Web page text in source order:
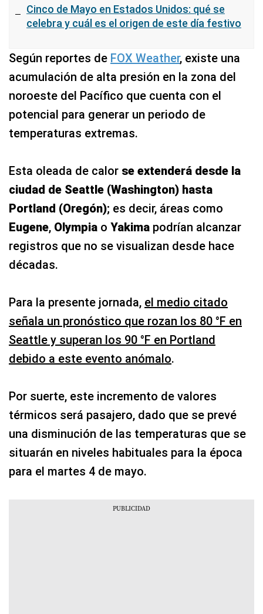
Cinco de Mayo en Estados Unidos: qué se
celebra y cuál es el origen de este día festivo
Según reportes de FOX Weather, existe una
acumulación de alta presión en la zona del
noroeste del Pacífico que cuenta con el
potencial para generar un periodo de
temperaturas extremas.
Esta oleada de calor se extenderá desde la
ciudad de Seattle (Washington) hasta
Portland (Oregón); es decir, áreas como
Eugene, Olympia o Yakima podrían alcanzar
registros que no se visualizan desde hace
décadas.
Para la presente jornada, el medio citado
señala un pronóstico que rozan los 80 °F en
Seattle y superan los 90 °F en Portland
debido a este evento anómalo.
Por suerte, este incremento de valores
térmicos será pasajero, dado que se prevé
una disminución de las temperaturas que se
situarán en niveles habituales para la época
para el martes 4 de mayo.